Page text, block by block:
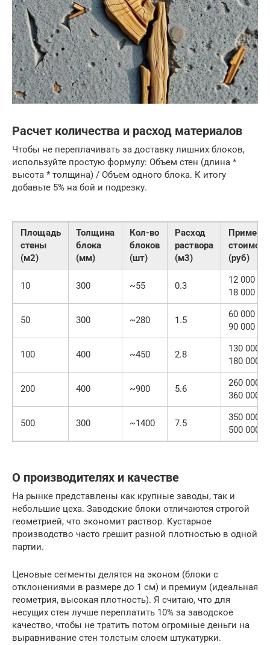
Расчет количества и расход материалов
Чтобы не переплачивать за доставку лишних блоков,
используйте простую формулу: Объем стен (длина *
высота * толщина) / Объем одного блока. К итогу
добавьте 5% на бой и подрезку.
Площадь
стены
(м2)
Толщина
блока
(мм)
Кол-во
блоков
(шт)
Расход
раствора
(м3)
(руб)
10 300 ~55 0.3
12 000 —
18 000
50 300 ~280 1.5
60 000 —
90 000
100 400 ~450 2.8
130 000 —
180 000
200 400 ~900 5.6
260 000 —
360 000
500 300 ~1400 7.5
350 000 —
500 000
О производителях и качестве
На рынке представлены как крупные заводы, так и
небольшие цеха. Заводские блоки отличаются строгой
геометрией, что экономит раствор. Кустарное
производство часто грешит разной плотностью в одной
партии.
Ценовые сегменты делятся на эконом (блоки с
отклонениями в размере до 1 см) и премиум (идеальная
геометрия, высокая плотность). Я считаю, что для
несущих стен лучше переплатить 10% за заводское
качество, чтобы не тратить потом огромные деньги на
выравнивание стен толстым слоем штукатурки.